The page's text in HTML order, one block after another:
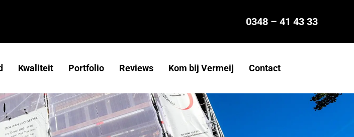
0348 – 41 43 33
Kwaliteit Portfolio Reviews Kom bij Vermeij Contact